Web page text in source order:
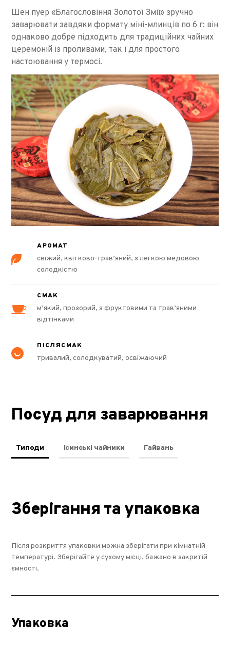
Шен пуер «Благословіння Золотої Змії» зручно
заварювати завдяки формату міні-млинців по 6 г: він
однаково добре підходить для традиційних чайних
церемоній із проливами, так і для простого
настоювання у термосі.
АРОМАТ
свіжий, квітково-трав’яний, з легкою медовою
солодкістю
СМАК
м’який, прозорий, з фруктовими та трав’яними
відтінками
ПІСЛЯСМАК
тривалий, солодкуватий, освіжаючий
Посуд для заварювання
Типоди Ісинські чайники Гайвань
Зберігання та упаковка
Після розкриття упаковки можна зберігати при кімнатній
температурі. Зберігайте у сухому місці, бажано в закритій
ємності.
Упаковка